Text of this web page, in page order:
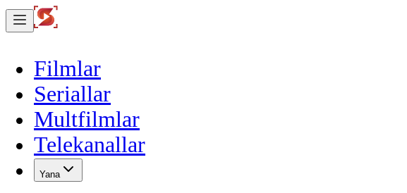
Filmlar
Seriallar
Multfilmlar
Telekanallar
Yana